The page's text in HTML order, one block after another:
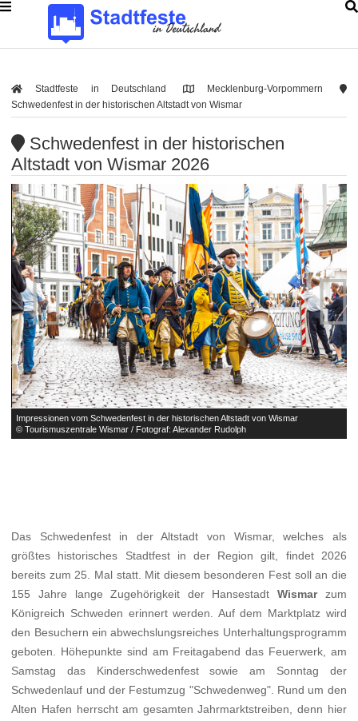
Stadtfeste in Deutschland
Mecklenburg-Vorpommern
Schwedenfest in der historischen Altstadt von Wismar
Schwedenfest in der historischen
Altstadt von Wismar 2026
Impressionen vom Schwedenfest in der historischen Altstadt von Wismar
© Tourismuszentrale Wismar / Fotograf: Alexander Rudolph
 
Das Schwedenfest in der Altstadt von Wismar, welches als
größtes historisches Stadtfest in der Region gilt, findet 2026
bereits zum 25. Mal statt. Mit diesem besonderen Fest soll an die
155 Jahre lange Zugehörigkeit der HansestadtWismarzum
Königreich Schweden erinnert werden. Auf dem Marktplatz wird
den Besuchern ein abwechslungsreiches Unterhaltungsprogramm
geboten. Höhepunkte sind am Freitagabend das Feuerwerk, am
Samstag das Kinderschwedenfest sowie am Sonntag der
Schwedenlauf und der Festumzug "Schwedenweg". Rund um den
Alten Hafen herrscht am gesamten Jahrmarktstreiben, denn hier